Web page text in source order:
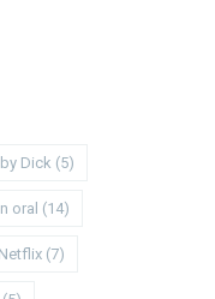
Dick (5)
oral (14)
Netflix (7)